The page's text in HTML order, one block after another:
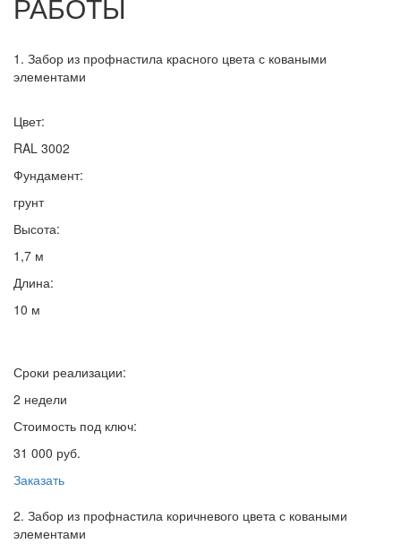
РАБОТЫ
1. Забор из профнастила красного цвета с коваными
элементами
Цвет:
RAL 3002
Фундамент:
грунт
Высота:
1,7 м
Длина:
10 м
Сроки реализации:
2 недели
Стоимость под ключ:
31 000 руб.
Заказать
2. Забор из профнастила коричневого цвета с коваными
элементами